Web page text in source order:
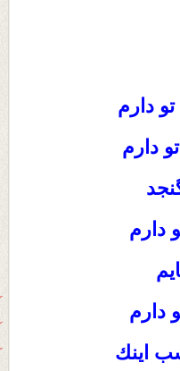
دارم
دارم
دارم
دارم
اينك